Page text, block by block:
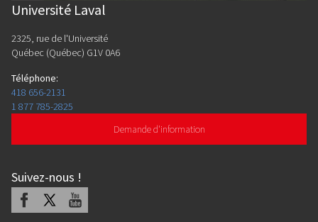
Université Laval
2325, rue de l'Université
Québec (Québec) G1V 0A6
Téléphone:
418 656-2131
1 877 785-2825
Demande d'information
Suivez-nous !
Facebook Youtube